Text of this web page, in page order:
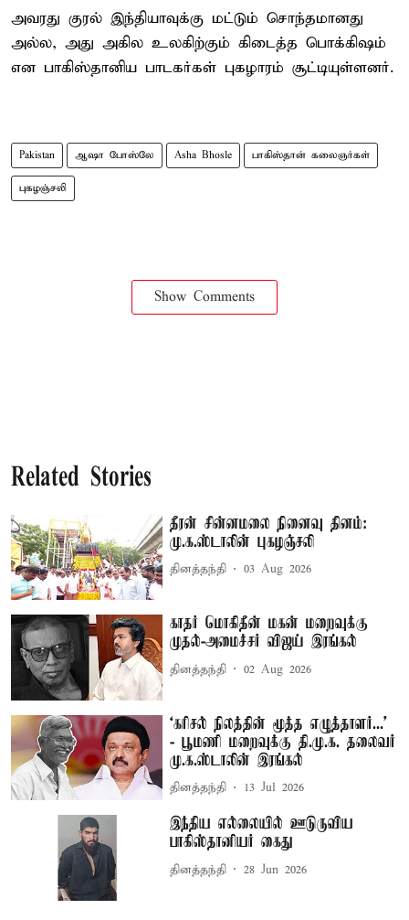
அவரது குரல் இந்தியாவுக்கு மட்டும் சொந்தமானது
அல்ல, அது அகில உலகிற்கும் கிடைத்த பொக்கிஷம்
என பாகிஸ்தானிய பாடகர்கள் புகழாரம் சூட்டியுள்ளனர்.
Pakistan ஆஷா போஸ்லே Asha Bhosle பாகிஸ்தான் கலைஞர்கள்
புகழஞ்சலி
Show Comments
Related Stories
தீரன் சின்னமலை நினைவு தினம்:
மு.க.ஸ்டாலின் புகழஞ்சலி
தினத்தந்தி 03 Aug 2026
காதர் மொகிதீன் மகன் மறைவுக்கு
முதல்-அமைச்சர் விஜய் இரங்கல்
தினத்தந்தி 02 Aug 2026
‘கரிசல் நிலத்தின் மூத்த எழுத்தாளர்...’
- பூமணி மறைவுக்கு தி.மு.க. தலைவர்
மு.க.ஸ்டாலின் இரங்கல்
தினத்தந்தி 13 Jul 2026
இந்திய எல்லையில் ஊடுருவிய
பாகிஸ்தானியர் கைது
தினத்தந்தி 28 Jun 2026